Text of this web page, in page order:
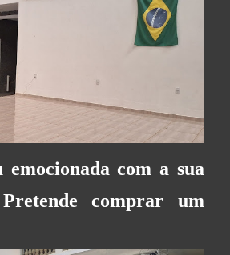
emocionada com a sua
comprar um